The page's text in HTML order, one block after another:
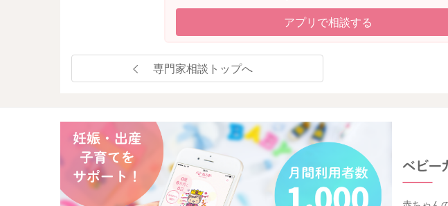
アプリで相談する
専門家相談トップへ